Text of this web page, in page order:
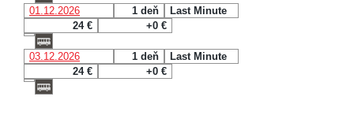
01.12.2026 1 deň
Last Minute
24 €
+0 €
03.12.2026 1 deň
Last Minute
24 €
+0 €